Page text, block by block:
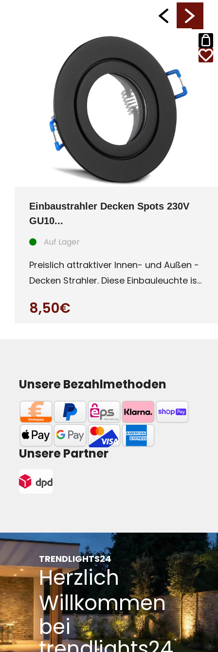
Einbaustrahler Decken Spots 230V
GU10...
Auf Lager
Preislich attraktiver Innen- und Außen -
Decken Strahler. Diese Einbauleuchte ist
8,50€
Unsere Bezahlmethoden
Unsere Partner
TRENDLIGHTS24
Herzlich
Willkommen
bei